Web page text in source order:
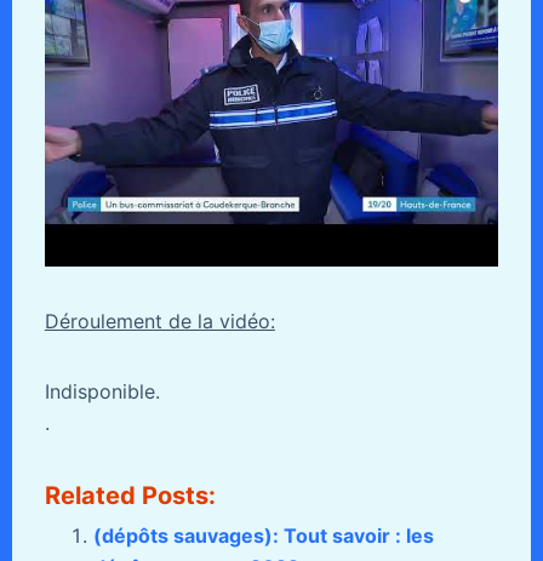
Déroulement de la vidéo:
Indisponible.
.
Related Posts:
(dépôts sauvages): Tout savoir : les